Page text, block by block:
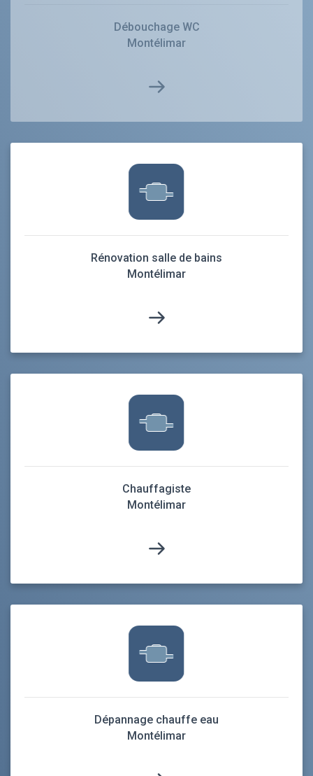
Débouchage WC
Montélimar
Rénovation salle de bains
Montélimar
Chauffagiste
Montélimar
Dépannage chauffe eau
Montélimar